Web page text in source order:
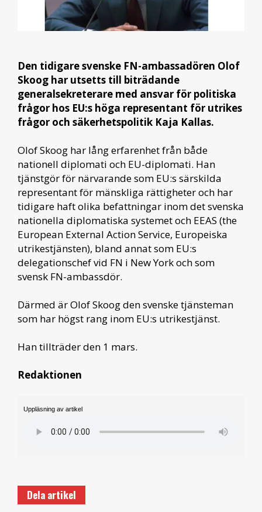
Den tidigare svenske FN-ambassadören Olof
Skoog har utsetts till biträdande
generalsekreterare med ansvar för politiska
frågor hos EU:s höga representant för utrikes
frågor och säkerhetspolitik Kaja Kallas.
Olof Skoog har lång erfarenhet från både
nationell diplomati och EU-diplomati. Han
tjänstgör för närvarande som EU:s särskilda
representant för mänskliga rättigheter och har
tidigare haft olika befattningar inom det svenska
nationella diplomatiska systemet och EEAS (the
European External Action Service, Europeiska
utrikestjänsten), bland annat som EU:s
delegationschef vid FN i New York och som
svensk FN-ambassdör.
Därmed är Olof Skoog den svenske tjänsteman
som har högst rang inom EU:s utrikestjänst.
Han tillträder den 1 mars.
Redaktionen
Uppläsning av artikel
Dela artikel